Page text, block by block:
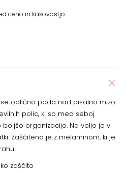
ceno in kakovostjo
se odlično poda nad pisalno mizo
polic, ki so med seboj
organizacijo. Na voljo je v
Zaščitena je z melaminom, ki je
zaščito